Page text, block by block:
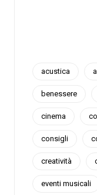
acustica
benessere
cinema
consigli
creatività
eventi musicali